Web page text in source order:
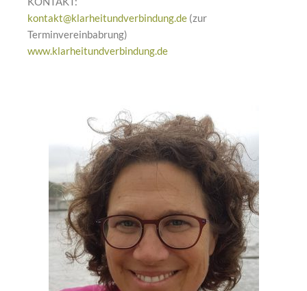
kontakt@klarheitundverbindung.de (zur
Terminvereinbabrung)
www.klarheitundverbindung.de